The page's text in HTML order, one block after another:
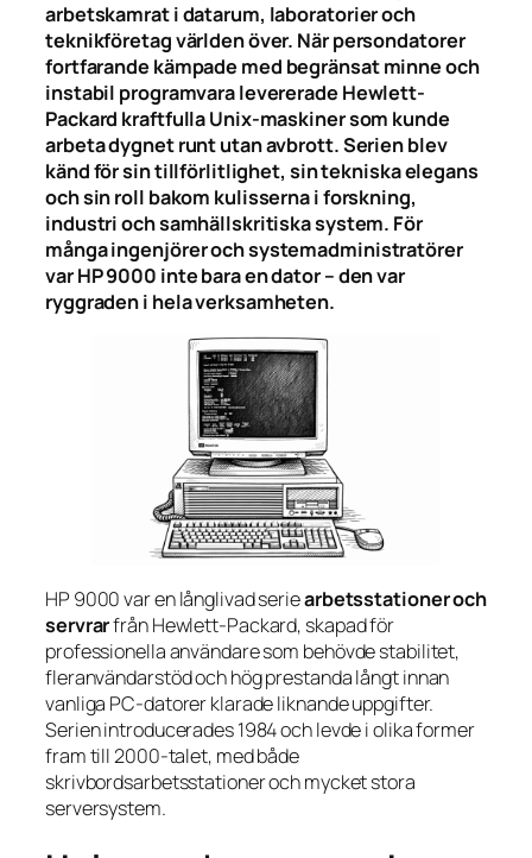
arbetskamrat i datarum, laboratorier och
teknikföretag världen över. När persondatorer
fortfarande kämpade med begränsat minne och
instabil programvara levererade Hewlett-
Packard kraftfulla Unix-maskiner som kunde
arbeta dygnet runt utan avbrott. Serien blev
känd för sin tillförlitlighet, sin tekniska elegans
och sin roll bakom kulisserna i forskning,
industri och samhällskritiska system. För
många ingenjörer och systemadministratörer
var HP 9000 inte bara en dator – den var
ryggraden i hela verksamheten.
HP 9000 var en långlivad seriearbetsstationer och
servrarfrån Hewlett-Packard, skapad för
professionella användare som behövde stabilitet,
fleranvändarstöd och hög prestanda långt innan
vanliga PC-datorer klarade liknande uppgifter.
Serien introducerades 1984 och levde i olika former
fram till 2000-talet, med både
skrivbordsarbetsstationer och mycket stora
serversystem.